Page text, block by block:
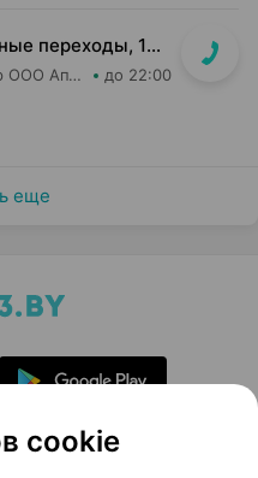
м. Кунцевщина (тер. Подземные переходы, 10, пом. 13)
Добрыя леки Аптека групп Центр ООО Аптека №15 до 22:00
еще
cookie